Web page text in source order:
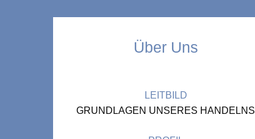
Über Uns
LEITBILD
GRUNDLAGEN UNSERES HANDELNS